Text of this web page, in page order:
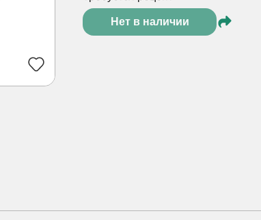
Нет в наличии